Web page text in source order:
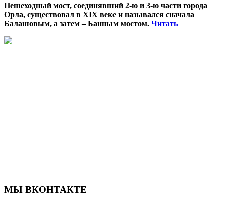
Пешеходный мост, соединявший 2-ю и 3-ю части города
Орла, существовал в XIX веке и назывался сначала
Балашовым, а затем – Банным мостом. Читать
МЫ ВКОНТАКТЕ